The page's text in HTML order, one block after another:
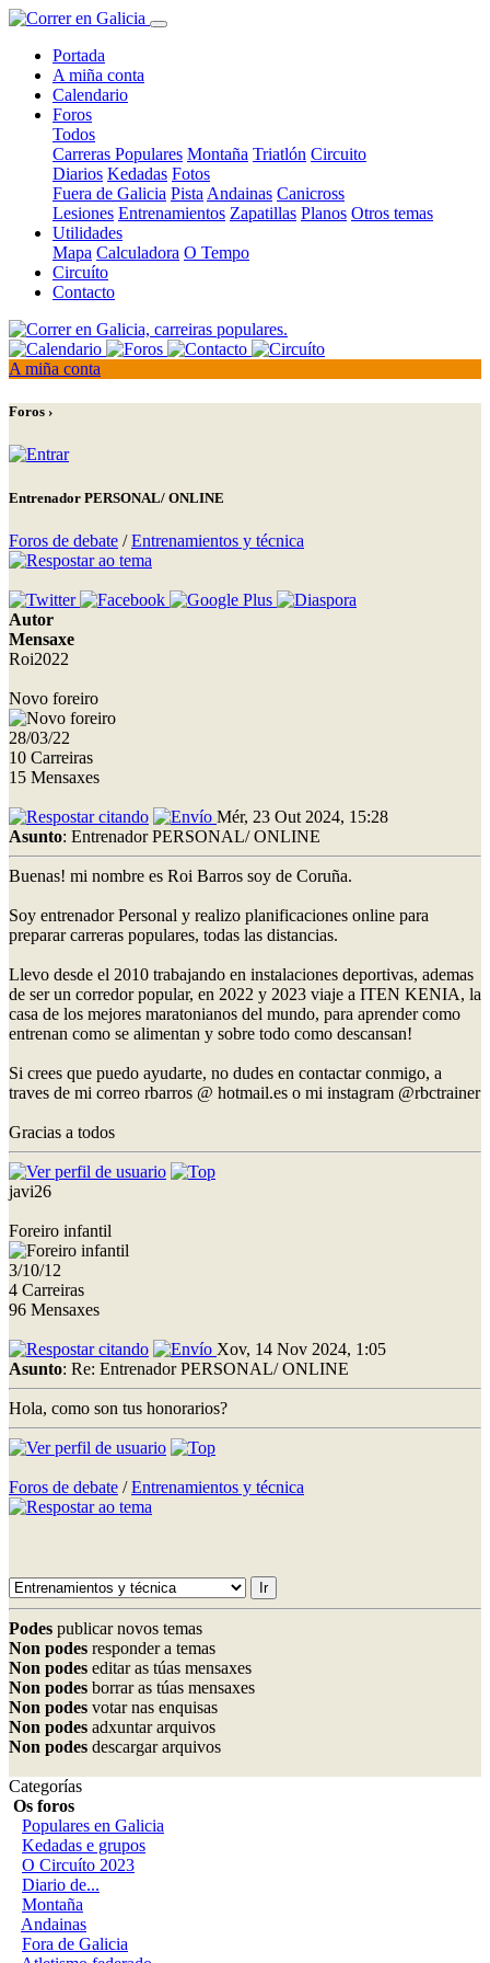
Portada
A miña conta
Calendario
Foros
Todos
Carreras Populares Montaña Triatlón Circuito
Diarios Kedadas Fotos
Fuera de Galicia Pista Andainas Canicross
Lesiones Entrenamientos Zapatillas Planos Otros temas
Utilidades
Mapa Calculadora O Tempo
Circuíto
Contacto
A miña conta
Foros ›
Entrenador PERSONAL/ ONLINE
Foros de debate /Entrenamientos y técnica
Autor
Mensaxe
Roi2022
Novo foreiro
28/03/22
10 Carreiras
15 Mensaxes
Mér, 23 Out 2024, 15:28
Asunto: Entrenador PERSONAL/ ONLINE
Buenas! mi nombre es Roi Barros soy de Coruña.
Soy entrenador Personal y realizo planificaciones online para
preparar carreras populares, todas las distancias.
Llevo desde el 2010 trabajando en instalaciones deportivas, ademas
de ser un corredor popular, en 2022 y 2023 viaje a ITEN KENIA, la
casa de los mejores maratonianos del mundo, para aprender como
entrenan como se alimentan y sobre todo como descansan!
Si crees que puedo ayudarte, no dudes en contactar conmigo, a
traves de mi correo rbarros @ hotmail.es o mi instagram @rbctrainer
Gracias a todos
javi26
Foreiro infantil
3/10/12
4 Carreiras
96 Mensaxes
Xov, 14 Nov 2024, 1:05
Asunto: Re: Entrenador PERSONAL/ ONLINE
Hola, como son tus honorarios?
Foros de debate /Entrenamientos y técnica
Podes publicar novos temas
Non podes responder a temas
Non podes editar as túas mensaxes
Non podes borrar as túas mensaxes
Non podes votar nas enquisas
Non podes adxuntar arquivos
Non podes descargar arquivos
Categorías
Os foros
Populares en Galicia
Kedadas e grupos
O Circuíto 2023
Diario de...
Montaña
Andainas
Fora de Galicia